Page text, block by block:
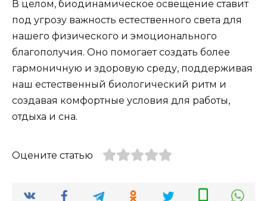
В целом, биодинамическое освещение ставит
под угрозу важность естественного света для
нашего физического и эмоционального
благополучия. Оно помогает создать более
гармоничную и здоровую среду, поддерживая
наш естественный биологический ритм и
создавая комфортные условия для работы,
отдыха и сна.
Оцените статью